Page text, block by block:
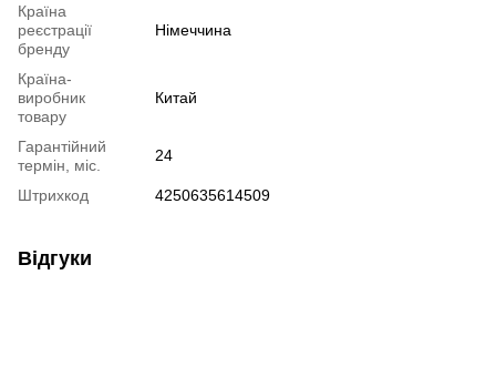
Країна
реєстрації
бренду
Німеччина
Країна-
виробник
товару
Китай
Гарантійний
термін, міс.
24
Штрихкод 4250635614509
Відгуки